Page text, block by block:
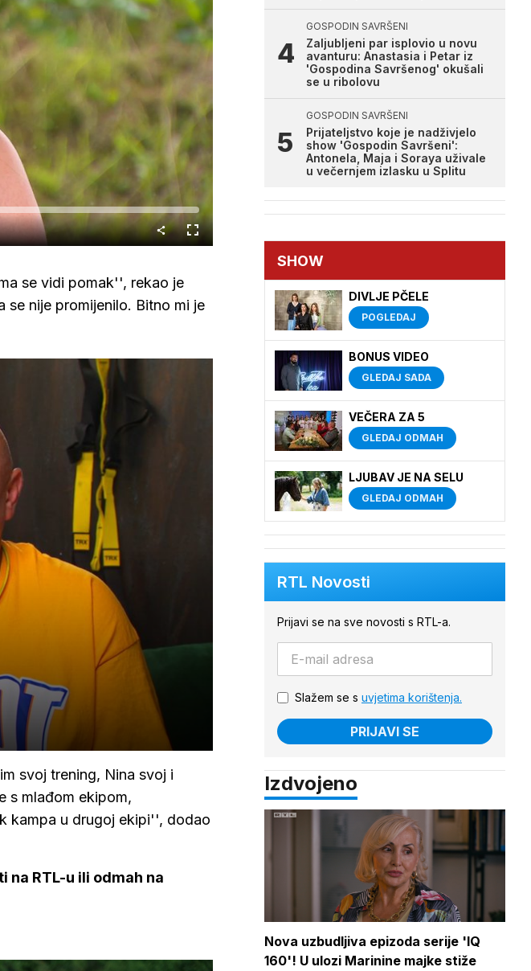
Cijeli
zaslon
se vidi pomak'', rekao je
nije promijenilo. Bitno mi je
svoj trening, Nina svoj i
s mlađom ekipom,
kampa u drugoj ekipi'', dodao
na RTL-u ili odmah na
GOSPODIN SAVRŠENI
Zaljubljeni par isplovio u novu
avanturu: Anastasia i Petar iz
'Gospodina Savršenog' okušali
se u ribolovu
GOSPODIN SAVRŠENI
Prijateljstvo koje je nadživjelo
show 'Gospodin Savršeni':
Antonela, Maja i Soraya uživale
u večernjem izlasku u Splitu
SHOW
DIVLJE PČELE
POGLEDAJ
BONUS VIDEO
GLEDAJ SADA
VEČERA ZA 5
GLEDAJ ODMAH
LJUBAV JE NA SELU
GLEDAJ ODMAH
RTL Novosti
Prijavi se na sve novosti s RTL-a.
Slažem se s uvjetima korištenja.
PRIJAVI SE
Izdvojeno
Nova uzbudljiva epizoda serije 'IQ
160'! U ulozi Marinine majke stiže